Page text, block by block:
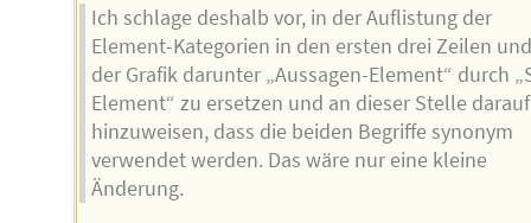
Ich schlage deshalb vor, in der Auflistung der
Element-Kategorien in den ersten drei Zeilen
der Grafik darunter „Aussagen-Element“ durch
Element“ zu ersetzen und an dieser Stelle darauf
hinzuweisen, dass die beiden Begriffe synonym
verwendet werden. Das wäre nur eine kleine
Änderung.